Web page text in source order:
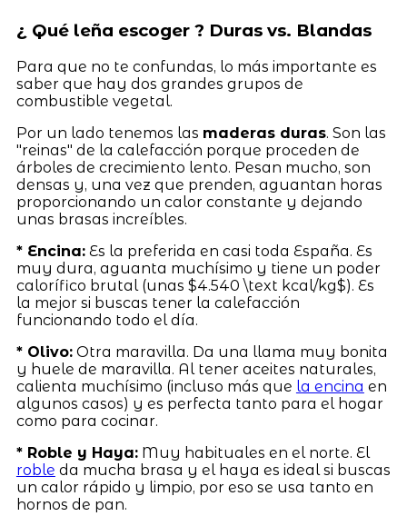
¿ Qué leña escoger ? Duras vs. Blandas
Para que no te confundas, lo más importante es
saber que hay dos grandes grupos de
combustible vegetal.
Por un lado tenemos las maderas duras. Son las
"reinas" de la calefacción porque proceden de
árboles de crecimiento lento. Pesan mucho, son
densas y, una vez que prenden, aguantan horas
proporcionando un calor constante y dejando
unas brasas increíbles.
* Encina:Es la preferida en casi toda España. Es
muy dura, aguanta muchísimo y tiene un poder
calorífico brutal (unas $4.540 \text kcal/kg$). Es
la mejor si buscas tener la calefacción
funcionando todo el día.
* Olivo:Otra maravilla. Da una llama muy bonita
y huele de maravilla. Al tener aceites naturales,
calienta muchísimo (incluso más que la encina en
algunos casos) y es perfecta tanto para el hogar
como para cocinar.
* Roble y Haya:Muy habituales en el norte. El
roble da mucha brasa y el haya es ideal si buscas
un calor rápido y limpio, por eso se usa tanto en
hornos de pan.